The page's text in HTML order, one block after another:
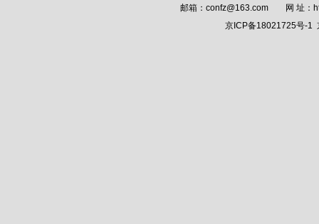
邮箱：confz@163.com 网 址：
京ICP备18021725号-1